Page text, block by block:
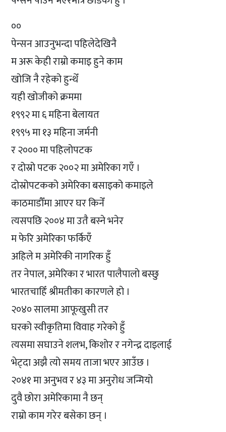
००
पेन्सन आउनुभन्दा पहिलेदेखिनै
म अरू केही राम्रो कमाइ हुने काम
खोजि नै रहेको हुन्थेँ
यही खोजीको क्रममा
१९९२ मा ६ महिना बेलायत
१९९५ मा १३ महिना जर्मनी
र २००० मा पहिलोपटक
र दोस्रो पटक २००२ मा अमेरिका गएँ ।
दोस्रोपटकको अमेरिका बसाइको कमाइले
काठमाडौँमा आएर घर किनेँ
त्यसपछि २००४ मा उतै बस्ने भनेर
म फेरि अमेरिका फर्किएँ
अहिले म अमेरिकी नागरिक हुँ
तर नेपाल, अमेरिका र भारत पालैपालो बस्छु
भारतचाहिँ श्रीमतीका कारणले हो ।
२०४० सालमा आफूखुसी तर
घरको स्वीकृतिमा विवाह गरेको हुँ
त्यसमा सघाउने शलभ, किशोर र नगेन्द्र दाइलाई
भेट्दा अझै त्यो समय ताजा भएर आउँछ ।
२०४१ मा अनुभव र ४३ मा अनुरोध जन्मियो
दुवै छोरा अमेरिकामा नै छन्
राम्रो काम गरेर बसेका छन् ।